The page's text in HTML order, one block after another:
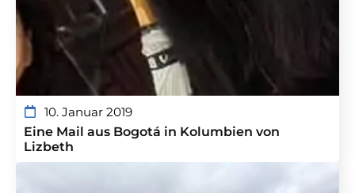
10. Januar 2019
Eine Mail aus Bogotá in Kolumbien von
Lizbeth